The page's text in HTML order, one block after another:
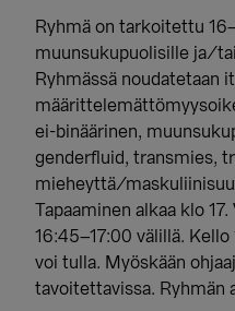
Ryhmä on tarkoitettu
muunsukupuolisille ja/
Ryhmässä noudatetaan
ei-binäärinen,
genderfluid, transmies,
mieheyttä/
Tapaaminen alkaa klo
16:45–17:00 välillä. Kello
voi tulla. Myöskään
tavoitettavissa. Ryhmän